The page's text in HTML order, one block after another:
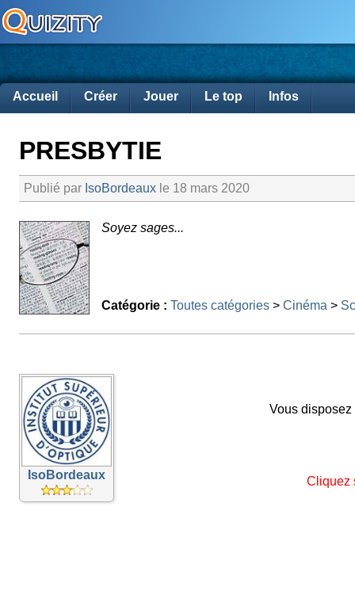
Accueil Créer Jouer Le top Infos
PRESBYTIE
Publié par IsoBordeaux le 18 mars 2020
Soyez sages...
Catégorie : Toutes catégories > Cinéma >
IsoBordeaux
Vous
Cliquez